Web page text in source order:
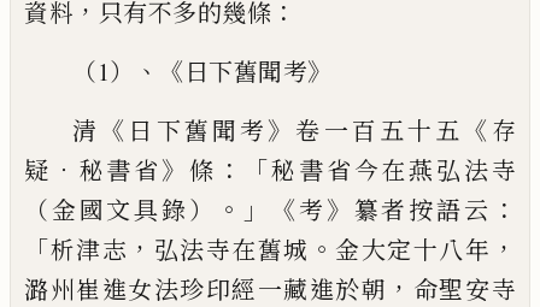
資料 ， 只有不多的幾條 ：
（1） 、《 日下舊聞考》
清 《 日下舊聞考》 卷一百五十五 《 存
疑 ． 秘書省》 條 ：「秘書省今在燕弘法寺
（金國文具錄）
。」《考》 纂者按語云 ：
「析津志 ， 弘法寺在舊城 。 金大定十八年 ，
潞州崔進女法珍印經一藏進於朝 ， 命聖安寺